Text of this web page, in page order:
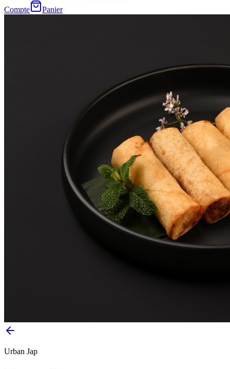
Compte
Panier
Urban Jap